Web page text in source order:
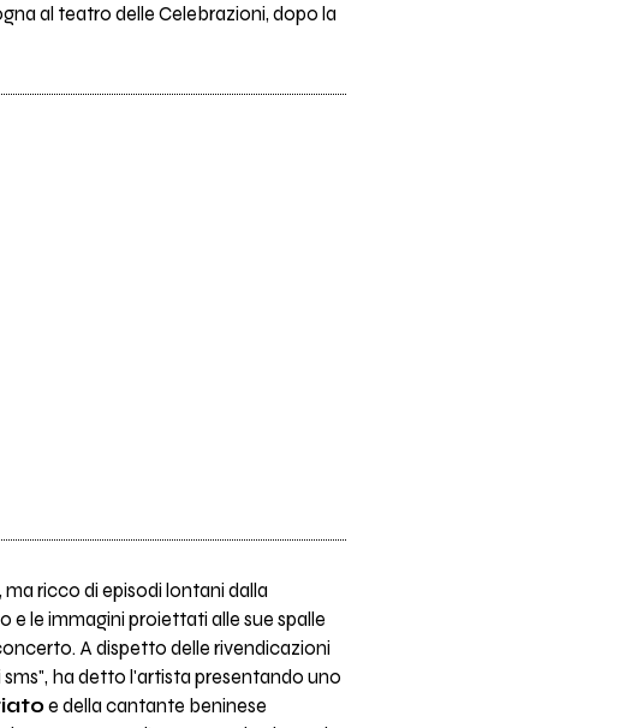
al teatro delle Celebrazioni, dopo la
ricco di episodi lontani dalla
le immagini proiettati alle sue spalle
A dispetto delle rivendicazioni
ha detto l'artista presentando uno
e della cantante beninese